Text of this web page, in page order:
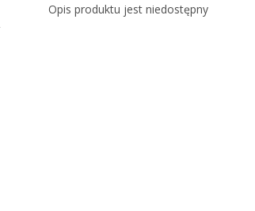
Opis produktu jest niedostępny